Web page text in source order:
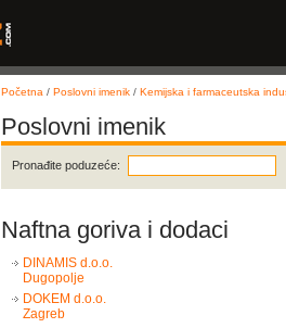
Početna / Poslovni imenik / Kemijska i farmaceutska
Poslovni imenik
Pronađite poduzeće:
Naftna goriva i dodaci
DINAMIS d.o.o.
Dugopolje
DOKEM d.o.o.
Zagreb